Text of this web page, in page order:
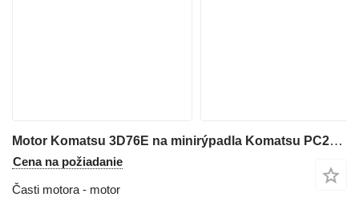
Motor Komatsu 3D76E na minirýpadla Komatsu PC20MR‑2 PC20MR‑3 PC22MR‑3 PC26MR‑3
Cena na požiadanie
Časti motora - motor